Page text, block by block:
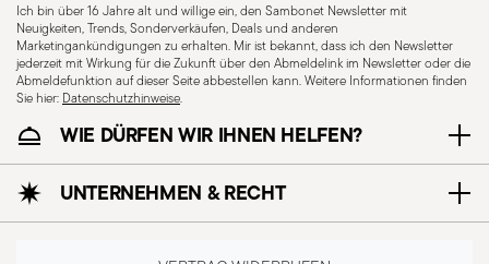
Spülmaschinenfest
Ich bin über 16 Jahre alt und willige ein, den Sambonet Newsletter mit
Neuigkeiten, Trends, Sonderverkäufen, Deals und anderen
Marketingankündigungen zu erhalten. Mir ist bekannt, dass ich den Newsletter
jederzeit mit Wirkung für die Zukunft über den Abmeldelink im Newsletter oder die
Abmeldefunktion auf dieser Seite abbestellen kann. Weitere Informationen finden
Sie hier: Datenschutzhinweise.
WIE DÜRFEN WIR IHNEN HELFEN?
UNTERNEHMEN & RECHT